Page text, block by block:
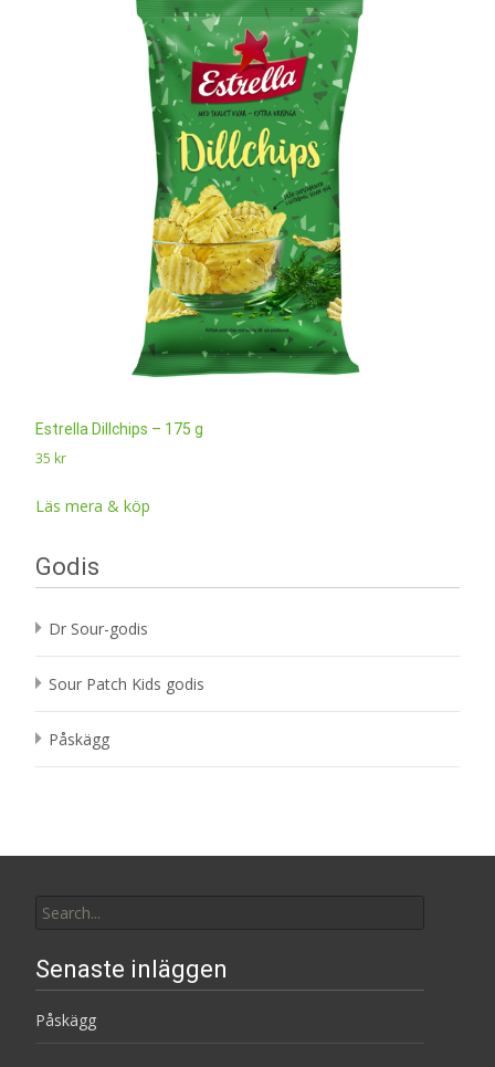
Estrella Dillchips – 175 g
35 kr
Läs mera & köp
Godis
Dr Sour-godis
Sour Patch Kids godis
Påskägg
for:
Senaste inläggen
Påskägg